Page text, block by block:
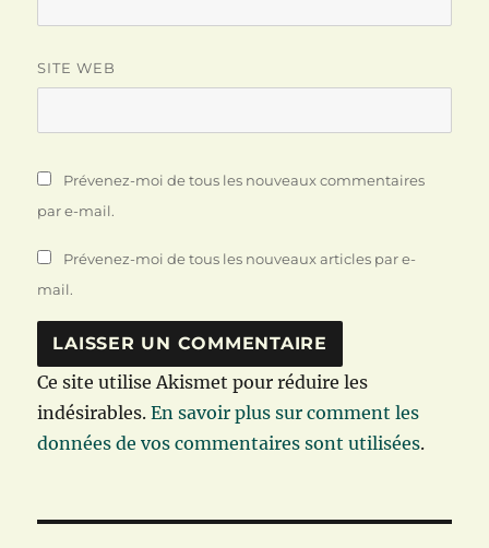
SITE WEB
Prévenez-moi de tous les nouveaux commentaires
par e-mail.
Prévenez-moi de tous les nouveaux articles par e-
mail.
Ce site utilise Akismet pour réduire les
indésirables.En savoir plus sur comment les
données de vos commentaires sont utilisées.